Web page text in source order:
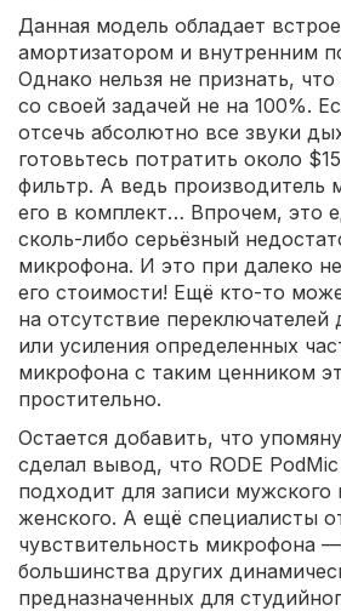
Данная модель обладает
амортизатором и внутренним
Однако нельзя не признать,
со своей задачей не на 100%.
отсечь абсолютно все звуки
готовьтесь потратить около
фильтр. А ведь производитель
его в комплект… Впрочем, это
сколь-либо серьёзный
микрофона. И это при далеко
его стоимости! Ещё кто-то
на отсутствие переключателей
или усиления определенных
микрофона с таким ценником
простительно.
Остается добавить, что
сделал вывод, что RODE
подходит для записи мужского
женского. А ещё специалисты
чувствительность микрофона
большинства других
предназначенных для